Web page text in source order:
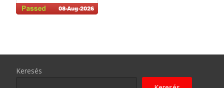
Keresés